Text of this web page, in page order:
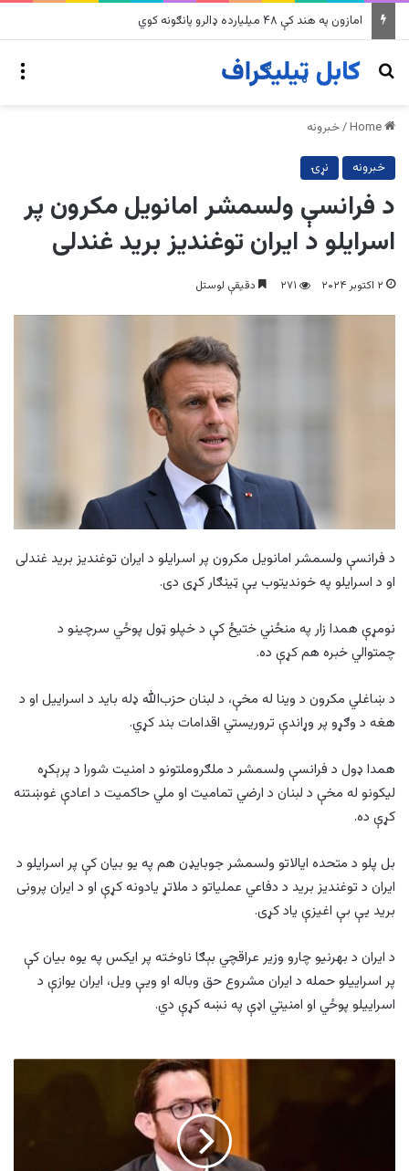
په وینزویلا کې زورورو زلزلو پراخ زیانونه اړولي
Search for
/خبرونه
خبرونه نړۍ
د فرانسې ولسمشر امانویل مکرون پر
اسرایلو د ایران توغندیز برید غندلی
۲ اکتوبر ۲۰۲۴ ۲۷۱ دقیقې لوستل
د فرانسې ولسمشر امانویل مکرون پر اسرایلو د ایران توغندیز برید غندلی
او د اسرایلو په خونديتوب یې ټينګار کړی دی.
نومړې همدا زار په منځني ختیځ کې د خپلو ټول پوځي سرچینو د
چمتوالي خبره هم کړې ده.
د ښاغلي مکرون د وینا له مخې، د لبنان حزب‌الله ډله باید د اسراییل او د
هغه د وګړو پر وړاندې تروریستي اقدامات بند کړي.
همدا ډول د فرانسې ولسمشر د ملګروملتونو د امنیت شورا د پرېکړه
لیکونو له ‌مخې د لبنان د ارضي تمامیت او ملي حاکمیت د اعادې غوښتنه
کړې ده.
بل پلو د متحده ایالاتو ولسمشر جوبایډن هم په یو بیان کې پر اسرایلو د
ایران د توغندیز برید د دفاعي عملیاتو د ملاتړ یادونه کړې او د ایران پرونی
برید یې بې اغیزې یاد کړی.
د ایران د بهرنیو چارو وزیر عراقچي بېګا ناوخته پر ایکس په یوه بیان کې
پر اسراییلو حمله د ایران مشروع حق وباله او ویې ویل، ایران یوازې د
اسراییلو پوځي او امنیتي اډې په نښه کړې دي.
افغانستان